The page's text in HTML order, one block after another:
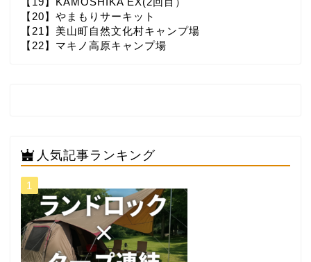
【20】やまもりサーキット
【21】美山町自然文化村キャンプ場
【22】マキノ高原キャンプ場
人気記事ランキング